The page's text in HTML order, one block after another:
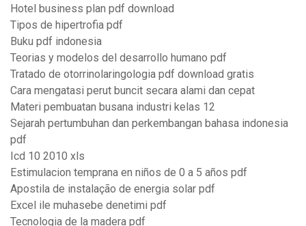
Hotel business plan pdf download
Tipos de hipertrofia pdf
Buku pdf indonesia
Teorias y modelos del desarrollo humano pdf
Tratado de otorrinolaringologia pdf download gratis
Cara mengatasi perut buncit secara alami dan cepat
Materi pembuatan busana industri kelas 12
Sejarah pertumbuhan dan perkembangan bahasa indonesia
pdf
Icd 10 2010 xls
Estimulacion temprana en niños de 0 a 5 años pdf
Apostila de instalação de energia solar pdf
Excel ile muhasebe denetimi pdf
Tecnologia de la madera pdf